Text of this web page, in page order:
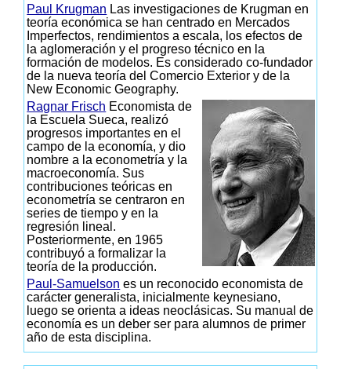
Paul Krugman Las investigaciones de Krugman en
teoría económica se han centrado en Mercados
Imperfectos, rendimientos a escala, los efectos de
la aglomeración y el progreso técnico en la
formación de modelos. Es considerado co-fundador
de la nueva teoría del Comercio Exterior y de la
New Economic Geography.
Ragnar Frisch Economista de
la Escuela Sueca, realizó
progresos importantes en el
campo de la economía, y dio
nombre a la econometría y la
macroeconomía. Sus
contribuciones teóricas en
econometría se centraron en
series de tiempo y en la
regresión lineal.
Posteriormente, en 1965
contribuyó a formalizar la
teoría de la producción.
Paul-Samuelson es un reconocido economista de
carácter generalista, inicialmente keynesiano,
luego se orienta a ideas neoclásicas. Su manual de
economía es un deber ser para alumnos de primer
año de esta disciplina.